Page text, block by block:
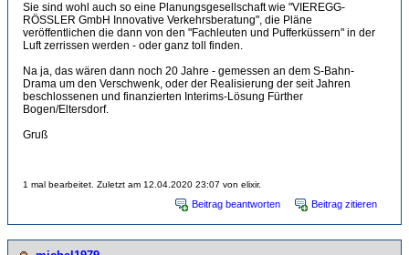
Sie sind wohl auch so eine Planungsgesellschaft wie "VIEREGG-
RÖSSLER GmbH Innovative Verkehrsberatung", die Pläne
veröffentlichen die dann von den "Fachleuten und Pufferküssern" in der
Luft zerrissen werden - oder ganz toll finden.
Na ja, das wären dann noch 20 Jahre - gemessen an dem S-Bahn-
Drama um den Verschwenk, oder der Realisierung der seit Jahren
beschlossenen und finanzierten Interims-Lösung Fürther
Bogen/Eltersdorf.
Gruß
1 mal bearbeitet. Zuletzt am 12.04.2020 23:07 von elixir.
Beitrag beantworten Beitrag zitieren